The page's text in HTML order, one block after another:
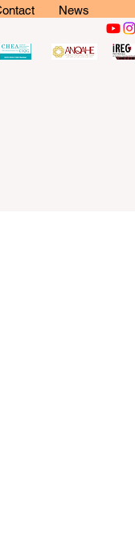
News